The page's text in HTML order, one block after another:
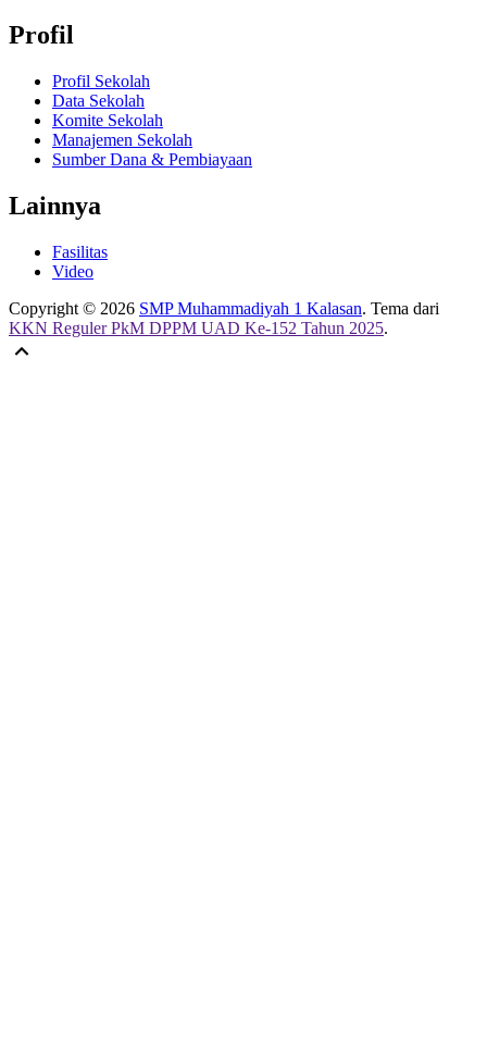
Profil
Profil Sekolah
Data Sekolah
Komite Sekolah
Manajemen Sekolah
Sumber Dana & Pembiayaan
Lainnya
Fasilitas
Video
Copyright © 2026 SMP Muhammadiyah 1 Kalasan. Tema dari
KKN Reguler PkM DPPM UAD Ke-152 Tahun 2025.